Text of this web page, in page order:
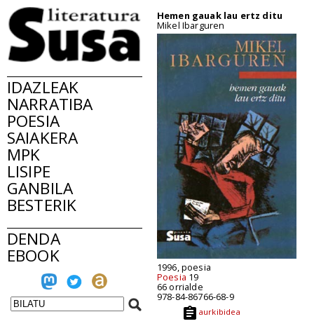
IDAZLEAK
NARRATIBA
POESIA
SAIAKERA
MPK
LISIPE
GANBILA
BESTERIK
DENDA
EBOOK
Hemen gauak lau ertz ditu
Mikel Ibarguren
1996, poesia
Poesia 19
66 orrialde
978-84-86766-68-9
aurkibidea